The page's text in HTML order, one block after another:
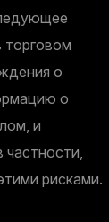
торговом
о
о
и
рисками.